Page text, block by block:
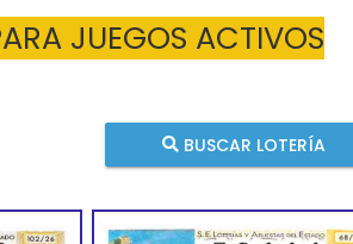
JUEGOS ACTIVOS
BUSCAR LOTERÍA